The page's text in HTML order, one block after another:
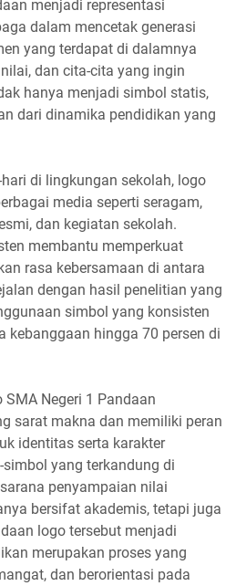
menjadi representasi
dalam mencetak generasi
yang terdapat di dalamnya
dan cita-cita yang ingin
hanya menjadi simbol statis,
dari dinamika pendidikan yang
di lingkungan sekolah, logo
media seperti seragam,
dan kegiatan sekolah.
membantu memperkuat
rasa kebersamaan di antara
dengan hasil penelitian yang
simbol yang konsisten
kebanggaan hingga 70 persen di
Negeri 1 Pandaan
sarat makna dan memiliki peran
identitas serta karakter
yang terkandung di
penyampaian nilai
bersifat akademis, tetapi juga
logo tersebut menjadi
merupakan proses yang
dan berorientasi pada